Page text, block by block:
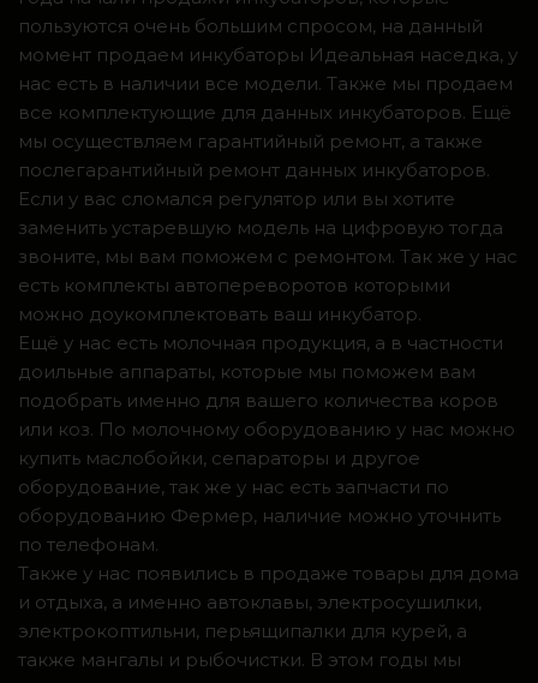
пользуются очень большим спросом, на данный
момент продаем инкубаторы Идеальная наседка, у
нас есть в наличии все модели. Также мы продаем
все комплектующие для данных инкубаторов. Ещё
мы осуществляем гарантийный ремонт, а также
послегарантийный ремонт данных инкубаторов.
Если у вас сломался регулятор или вы хотите
заменить устаревшую модель на цифровую тогда
звоните, мы вам поможем с ремонтом. Так же у нас
есть комплекты автопереворотов которыми
можно доукомплектовать ваш инкубатор.
Ещё у нас есть молочная продукция, а в частности
доильные аппараты, которые мы поможем вам
подобрать именно для вашего количества коров
или коз. По молочному оборудованию у нас можно
купить маслобойки, сепараторы и другое
оборудование, так же у нас есть запчасти по
оборудованию Фермер, наличие можно уточнить
по телефонам.
Также у нас появились в продаже товары для дома
и отдыха, а именно автоклавы, электросушилки,
электрокоптильни, перьящипалки для курей, а
также мангалы и рыбочистки. В этом годы мы